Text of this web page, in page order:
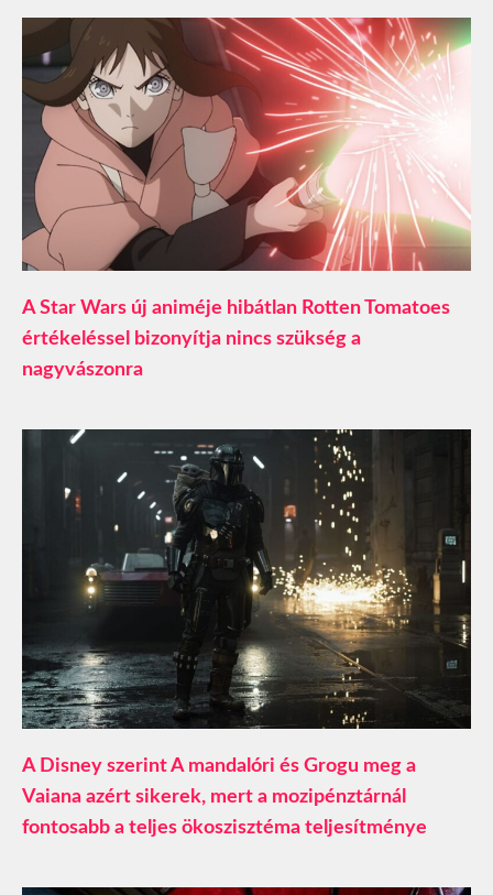
A Star Wars új animéje hibátlan Rotten Tomatoes
értékeléssel bizonyítja nincs szükség a
nagyvászonra
A Disney szerint A mandalóri és Grogu meg a
Vaiana azért sikerek, mert a mozipénztárnál
fontosabb a teljes ökoszisztéma teljesítménye